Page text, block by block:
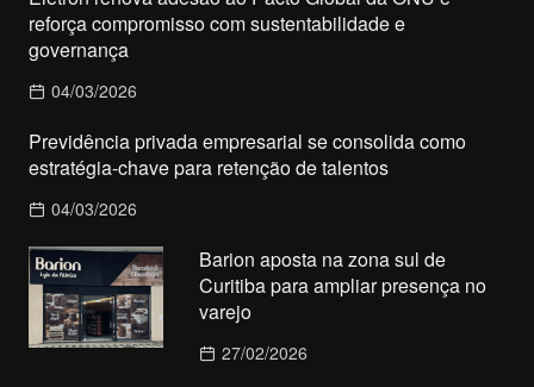
reforça compromisso com sustentabilidade e
governança
04/03/2026
Previdência privada empresarial se consolida como
estratégia-chave para retenção de talentos
04/03/2026
Barion aposta na zona sul de
Curitiba para ampliar presença no
varejo
27/02/2026